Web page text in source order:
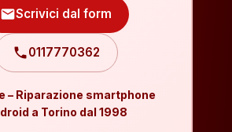
mailScrivici dal form
phone0117770362
– Riparazione smartphone
a Torino dal 1998